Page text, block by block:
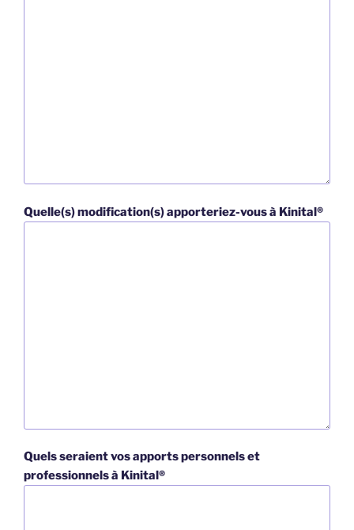
Quelle(s) modification(s) apporteriez-vous à Kinital®
Quels seraient vos apports personnels et
professionnels à Kinital®